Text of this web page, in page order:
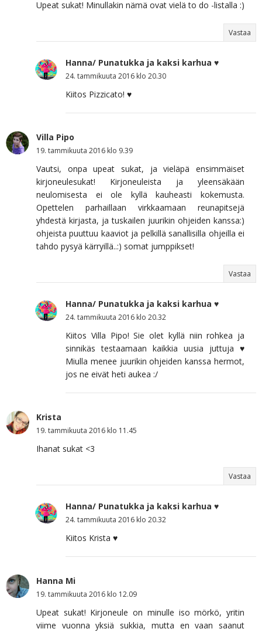
Upeat sukat! Minullakin nämä ovat vielä to do -listalla :)
Vastaa
Hanna/ Punatukka ja kaksi karhua ♥
24. tammikuuta 2016 klo 20.30
Kiitos Pizzicato! ♥
Villa Pipo
19. tammikuuta 2016 klo 9.39
Vautsi, onpa upeat sukat, ja vieläpä ensimmäiset
kirjoneulesukat! Kirjoneuleista ja yleensäkään
neulomisesta ei ole kyllä kauheasti kokemusta.
Opettelen parhaillaan virkkaamaan reunapitsejä
yhdestä kirjasta, ja tuskailen juurikin ohjeiden kanssa:)
ohjeista puuttuu kaaviot ja pelkillä sanallisilla ohjeilla ei
tahdo pysyä kärryillä..:) somat jumppikset!
Vastaa
Hanna/ Punatukka ja kaksi karhua ♥
24. tammikuuta 2016 klo 20.32
Kiitos Villa Pipo! Sie olet kyllä niin rohkea ja
sinnikäs testaamaan kaikkia uusia juttuja ♥
Miulla menee juurikin ohjeiden kanssa hermot,
jos ne eivät heti aukea :/
Krista
19. tammikuuta 2016 klo 11.45
Ihanat sukat <3
Vastaa
Hanna/ Punatukka ja kaksi karhua ♥
24. tammikuuta 2016 klo 20.32
Kiitos Krista ♥
Hanna Mi
19. tammikuuta 2016 klo 12.09
Upeat sukat! Kirjoneule on minulle iso mörkö, yritin
viime vuonna yksiä sukkia, mutta en vaan saanut